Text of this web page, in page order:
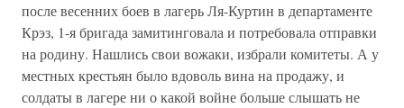
после весенних боев в лагерь Ля-Куртин в департаменте
Крэз, 1-я бригада замитинговала и потребовала отправки
на родину. Нашлись свои вожаки, избрали комитеты. А у
местных крестьян было вдоволь вина на продажу, и
солдаты в лагере ни о какой войне больше слышать не